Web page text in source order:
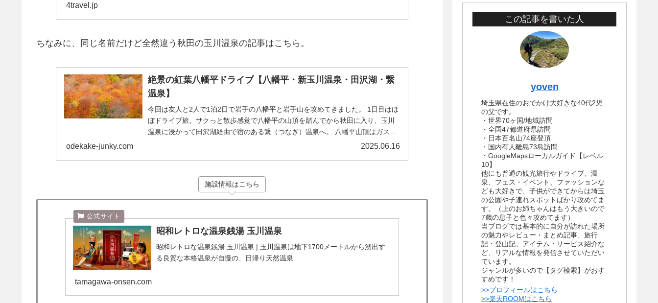
4travel.jp
ちなみに、同じ名前だけど全然違う秋田の玉川温泉の記事はこちら。
絶景の紅葉八幡平ドライブ【八幡平・新玉川温泉・田沢湖・繋
温泉】
今回は友人と2人で1泊2日で岩手の八幡平と岩手山を攻めてきました。 1日目はほ
ぼドライブ旅。サクっと散歩感覚で八幡平の山頂を踏んでから秋田に入り、玉川
温泉に浸かって田沢湖経由で宿のある繋（つなぎ）温泉へ。 八幡平山頂はガスで
odekake-junky.com 2025.06.16
施設情報はこちら
昭和レトロな温泉銭湯 玉川温泉
昭和レトロな温泉銭湯 玉川温泉 | 玉川温泉は地下1700メートルから湧出す
る良質な本格温泉が自慢の、日帰り天然温泉
tamagawa-onsen.com
この記事を書いた人
yoven
埼玉県在住のおでかけ大好きな40代2児
の父です。
・世界70ヶ国/地域訪問
・全国47都道府県訪問
・日本百名山74座登頂
・国内有人離島73島訪問
・GoogleMapsローカルガイド【レベル
10】
他にも普通の観光旅行やドライブ、温
泉、フェス・イベント、ファッションな
ども大好きで、子供ができてからは埼玉
の公園や子連れスポットばかり攻めてま
す。（上のお姉ちゃんはもう大きいので
7歳の息子と色々攻めてます）
当ブログでは基本的に自分が訪れた場所
の魅力やレビュー・まとめ記事、旅行
記・登山記、アイテム・サービス紹介な
ど、リアルな情報を発信させていただい
ています。
ジャンルが多いので【タグ検索】がおす
すめです！
>>プロフィールはこちら
>>楽天ROOMはこちら